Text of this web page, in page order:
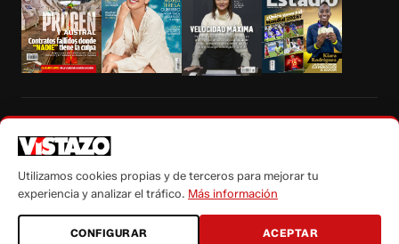
autorización escrita de su titular, de todos los contenidos de Vistazo.com.
Utilizamos cookies propias y de terceros para mejorar tu
experiencia y analizar el tráfico. Más información
CONFIGURAR ACEPTAR